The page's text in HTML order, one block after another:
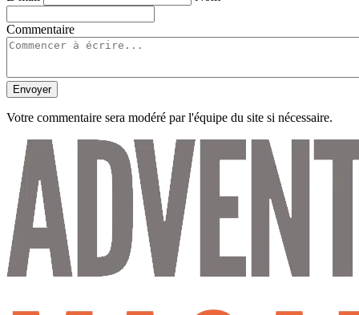
Commentaire
Envoyer
Votre commentaire sera modéré par l'équipe du site si nécessaire.